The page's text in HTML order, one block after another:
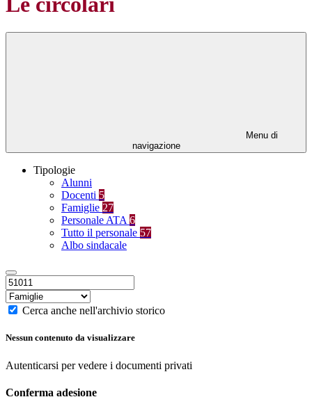
Menu di
navigazione
Tipologie
Alunni
Docenti 5
Famiglie 27
Personale ATA 6
Tutto il personale 57
Albo sindacale
Cerca anche nell'archivio storico
Nessun contenuto da visualizzare
Autenticarsi per vedere i documenti privati
Conferma adesione